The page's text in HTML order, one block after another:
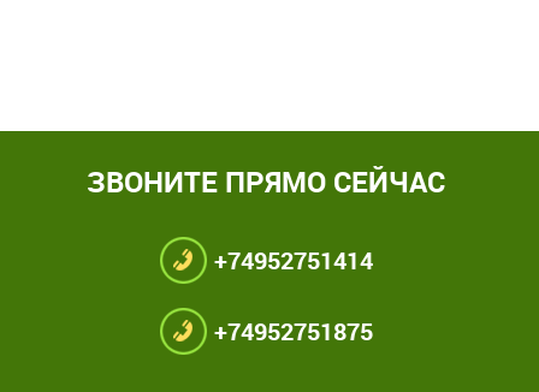
ЗВОНИТЕ ПРЯМО СЕЙЧАС
+74952751414
+74952751875